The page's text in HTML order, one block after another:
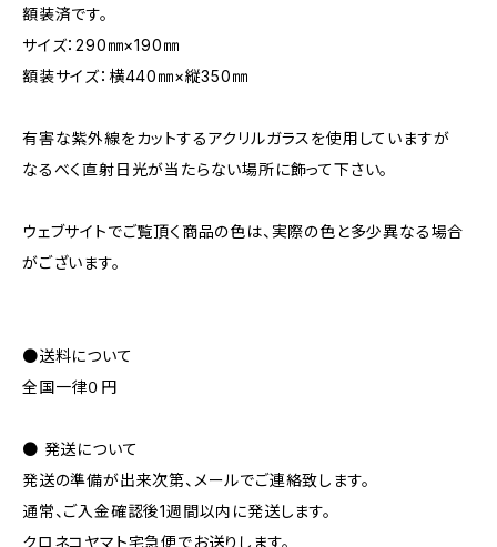
額装済です。
サイズ：290㎜×190㎜
額装サイズ：横440㎜×縦350㎜
有害な紫外線をカットするアクリルガラスを使用していますが
なるべく直射日光が当たらない場所に飾って下さい。
ウェブサイトでご覧頂く商品の色は、実際の色と多少異なる場合
がございます。
●送料について
全国一律０円
● 発送について
発送の準備が出来次第、メールでご連絡致します。
通常、ご入金確認後1週間以内に発送します。
クロネコヤマト宅急便でお送りします。